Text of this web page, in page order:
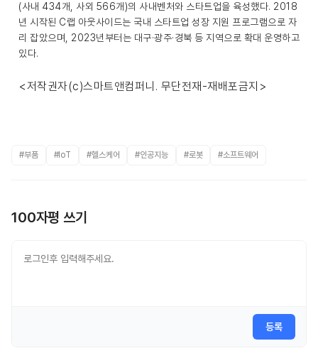
(사내 434개, 사외 566개)의 사내벤처와 스타트업을 육성했다. 2018
년 시작된 C랩 아웃사이드는 국내 스타트업 성장 지원 프로그램으로 자
리 잡았으며, 2023년부터는 대구·광주·경북 등 지역으로 확대 운영하고
있다.
<저작권자(c)스마트앤컴퍼니. 무단전재-재배포금지>
#부품 #IoT #헬스케어 #인공지능 #로봇 #소프트웨어
100자평 쓰기
등록